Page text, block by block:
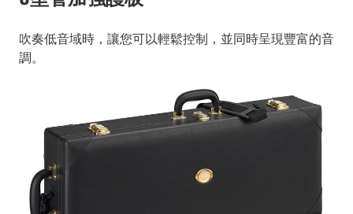
吹奏低音域時，讓您可以輕鬆控制，並同時呈現豐富的音
調。